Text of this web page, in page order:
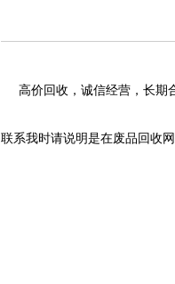
高价回收，诚信经营，长期
联系我时请说明是在废品回收